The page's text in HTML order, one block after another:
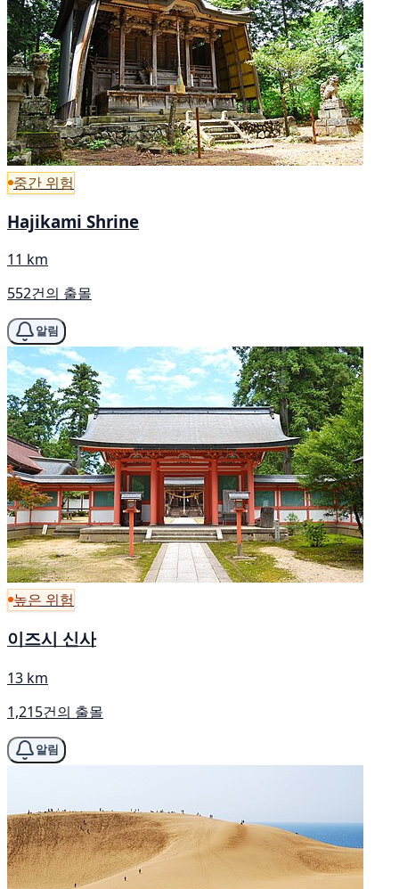
중간 위험
Hajikami Shrine
11 km
552건의 출몰
알림
높은 위험
이즈시 신사
13 km
1,215건의 출몰
알림